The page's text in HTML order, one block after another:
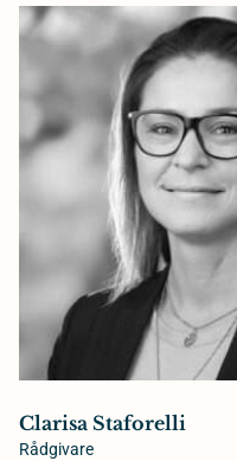
Clarisa Staforelli
Rådgivare